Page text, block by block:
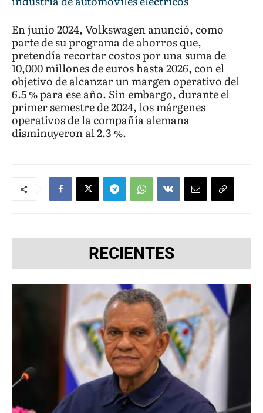
En junio 2024, Volkswagen anunció, como
parte de su programa de ahorros que,
pretendía recortar costos por una suma de
10,000 millones de euros hasta 2026, con el
objetivo de alcanzar un margen operativo del
6.5 % para ese año. Sin embargo, durante el
primer semestre de 2024, los márgenes
operativos de la compañía alemana
disminuyeron al 2.3 %.
RECIENTES